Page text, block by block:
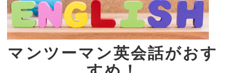
マンツーマン英会話がおす